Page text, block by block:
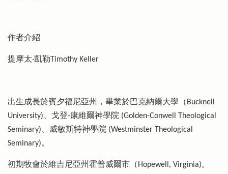
作者介紹
提摩太‧凱勒Timothy Keller
出生成長於賓夕福尼亞州，畢業於巴克納爾大學（Bucknell
University)、戈登-康維爾神學院 (Golden-Conwell Theological
Seminary)、威敏斯特神學院 (Westminster Theological
Seminary)。
初期牧會於維吉尼亞州霍普威爾市（Hopewell, Virginia)。